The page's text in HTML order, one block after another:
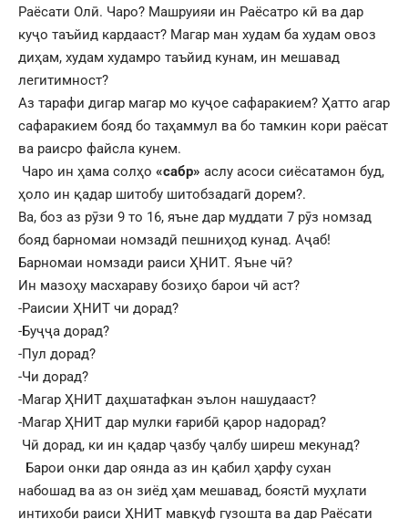
Раёсати Олӣ. Чаро? Машруияи ин Раёсатро кӣ ва дар
куҷо таъйид кардааст? Магар ман худам ба худам овоз
диҳам, худам худамро таъйид кунам, ин мешавад
легитимност?
Аз тарафи дигар магар мо куҷое сафаракием? Ҳатто агар
сафаракием бояд бо таҳаммул ва бо тамкин кори раёсат
ва раисро файсла кунем.
Чаро ин ҳама солҳо «сабр» аслу асоси сиёсатамон буд,
ҳоло ин қадар шитобу шитобзадагӣ дорем?.
Ва, боз аз рӯзи 9 то 16, яъне дар муддати 7 рӯз номзад
бояд барномаи номзадӣ пешниҳод кунад. Аҷаб!
Барномаи номзади раиси ҲНИТ. Яъне чӣ?
Ин мазоҳу масхараву бозиҳо барои чӣ аст?
-Раисии ҲНИТ чи дорад?
-Буҷҷа дорад?
-Пул дорад?
-Чи дорад?
-Магар ҲНИТ даҳшатафкан эълон нашудааст?
-Магар ҲНИТ дар мулки ғарибӣ қарор надорад?
Чӣ дорад, ки ин қадар ҷазбу ҷалбу ширеш мекунад?
Барои онки дар оянда аз ин қабил ҳарфу сухан
набошад ва аз он зиёд ҳам мешавад, боястӣ муҳлати
интихоби раиси ҲНИТ мавқуф гузошта ва дар Раёсати